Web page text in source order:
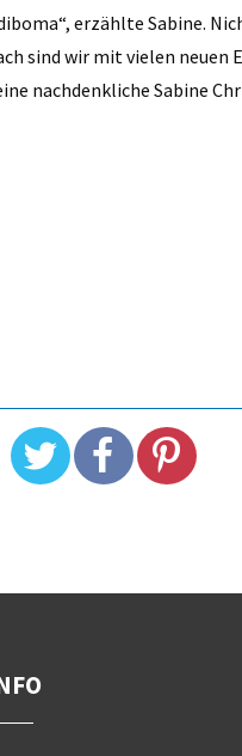
erzählte Sabine.
sind wir mit vielen neuen
nachdenkliche Sabine